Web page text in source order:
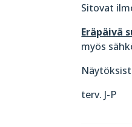
Sitovat
Eräpäivä
myös
terv. J-P